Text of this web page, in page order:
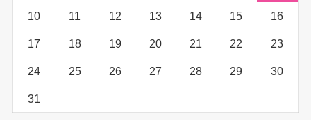
10 11 12 13 14 15 16
17 18 19 20 21 22 23
24 25 26 27 28 29 30
31